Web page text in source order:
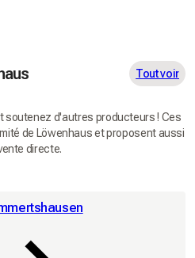
Tout voir
soutenez d'autres producteurs ! Ces
de Löwenhaus et proposent aussi
directe.